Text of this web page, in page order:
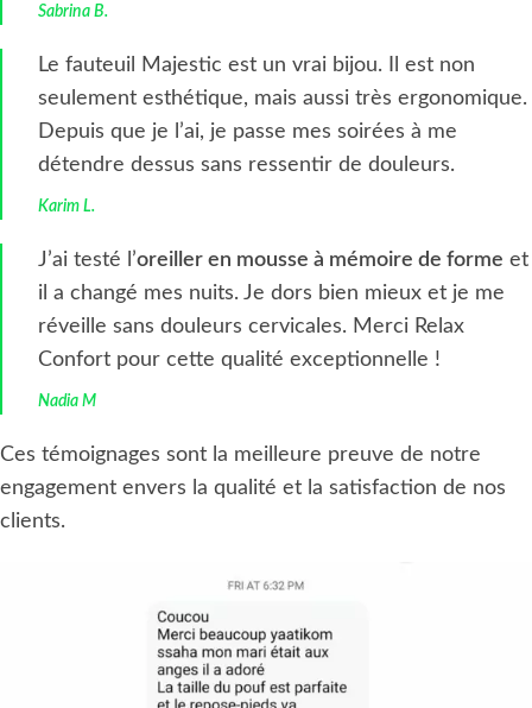
Sabrina B.
Le fauteuil Majestic est un vrai bijou. Il est non
seulement esthétique, mais aussi très ergonomique.
Depuis que je l’ai, je passe mes soirées à me
détendre dessus sans ressentir de douleurs.
Karim L.
J’ai testé l’oreiller en mousse à mémoire de forme et
il a changé mes nuits. Je dors bien mieux et je me
réveille sans douleurs cervicales. Merci Relax
Confort pour cette qualité exceptionnelle !
Nadia M
Ces témoignages sont la meilleure preuve de notre
engagement envers la qualité et la satisfaction de nos
clients.